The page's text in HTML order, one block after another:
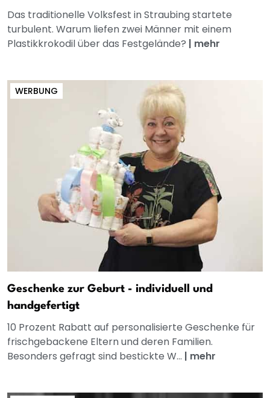
Das traditionelle Volksfest in Straubing startete
turbulent. Warum liefen zwei Männer mit einem
Plastikkrokodil über das Festgelände? | mehr
WERBUNG
Geschenke zur Geburt - individuell und
handgefertigt
10 Prozent Rabatt auf personalisierte Geschenke für
frischgebackene Eltern und deren Familien.
Besonders gefragt sind bestickte W... | mehr